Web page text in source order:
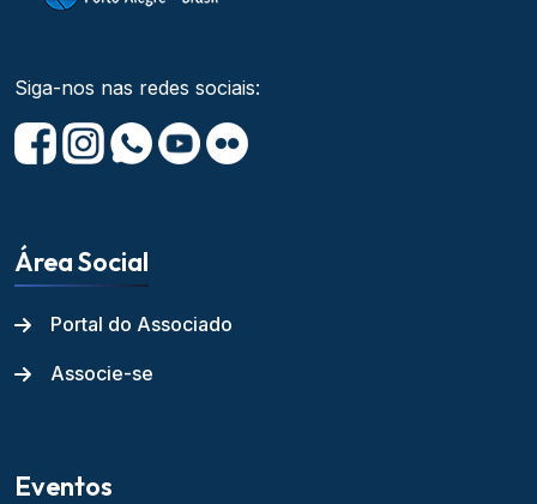
Siga-nos nas redes sociais:
Área Social
Portal do Associado
Associe-se
Eventos